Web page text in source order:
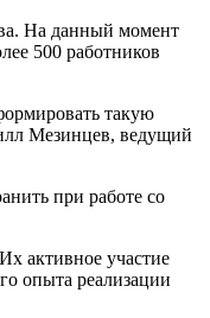
На данный момент
500 работников
такую
Мезинцев, ведущий
при работе со
активное участие
опыта реализации